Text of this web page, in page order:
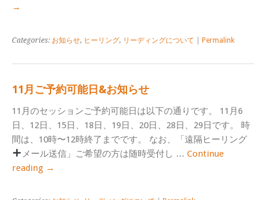
→
Categories: お知らせ, ヒーリング, リーディングについて Permalink
11月ご予約可能日&お知らせ
11月のセッションご予約可能日は以下の通りです。 11月6
日、12日、15日、18日、19日、20日、28日、29日です。 時
間は、10時〜12時終了までです。 なお、「遠隔ヒーリング
メール送信」ご希望の方は随時受付し …Continue
reading →